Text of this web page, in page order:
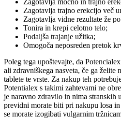
Zagotavlja močno in trajno
Zagotavlja trajno erekcijo več
Zagotavlja vidne rezultate že
Tonira in krepi celotno telo;
Podaljša trajanje užitka;
Omogoča neposreden pretok
Poleg tega upoštevajte, da
ali zdravniškega nasveta, če ga želite
tablete te vrste. Za nakup teh
Potentialex s takimi zahtevami ne
je naravno zdravilo in nima stranskih
previdni morate biti pri nakupu losa
se morate izogibati vulgarnim